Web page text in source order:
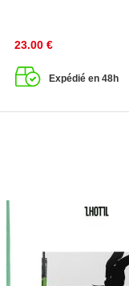
23.00 €
Expédié en 48h